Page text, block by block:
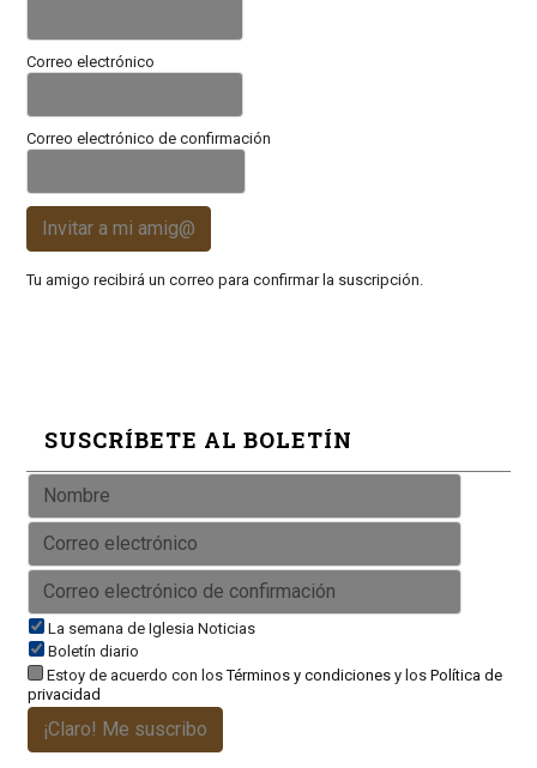
Correo electrónico
Correo electrónico de confirmación
Invitar a mi amig@
Tu amigo recibirá un correo para confirmar la suscripción.
SUSCRÍBETE AL BOLETÍN
La semana de Iglesia Noticias
Boletín diario
Estoy de acuerdo con losTérminos y condicionesy los Política de
privacidad
¡Claro! Me suscribo